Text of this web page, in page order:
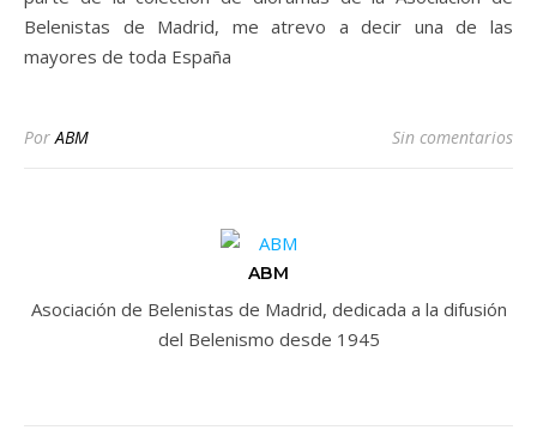
Belenistas de Madrid, me atrevo a decir una de las
mayores de toda España
PorABM Sin comentarios
ABM
Asociación de Belenistas de Madrid, dedicada a la difusión
del Belenismo desde 1945